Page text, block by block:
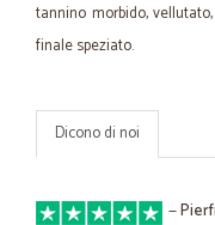
tannino morbido,
finale speziato.
Dicono di noi
—